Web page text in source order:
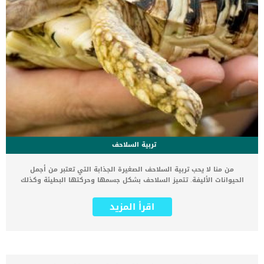
تربية السلاحف
من منا لا يحب تربية السلاحف الصغيرة الجذابة التي تعتبر من أجمل
الحيوانات الأليفة. تتميز السلاحف بشكل جسمها وحركتها البطيئة وكذلك
والعناية بها خاصة وأنها من الحيوانات الأليفة التي اعتادت الأسر العربية
على اقتنائها على مر السنين. تنتمى السلاحف البرية إلى فصيلة الزواحف
اقرأ المزيد